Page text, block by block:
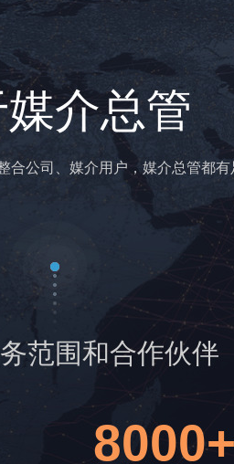
介总管
合公司、媒介用户，媒介总管都
范围和合作伙伴
8000+